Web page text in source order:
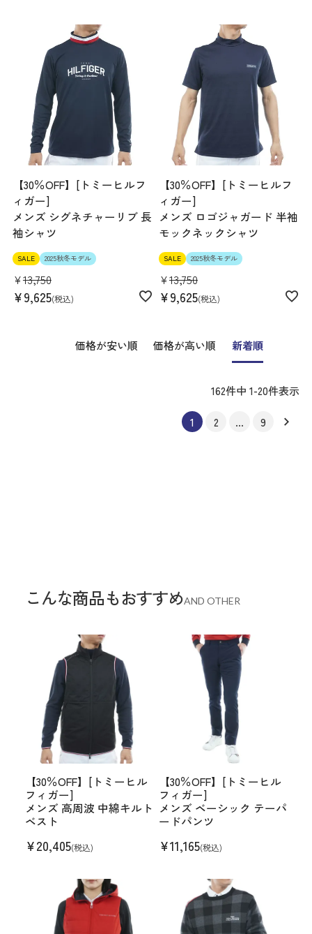
【30％OFF】[トミーヒルフ
ィガー]
メンズ シグネチャーリブ 長
袖シャツ
SALE 2025秋冬モデル
¥13,750
¥9,625 税込
【30％OFF】[トミーヒルフ
ィガー]
メンズ ロゴジャガード 半袖
モックネックシャツ
SALE 2025秋冬モデル
¥13,750
¥9,625 税込
価格が安い順 価格が高い順 新着順
162件中 1-20件表示
1 2 … 9
こんな商品もおすすめAND OTHER
【30％OFF】[トミーヒル
フィガー]
メンズ 高周波 中綿キルト
ベスト
¥20,405(税込)
【30％OFF】[トミーヒル
フィガー]
メンズ ベーシック テーパ
ードパンツ
¥11,165(税込)